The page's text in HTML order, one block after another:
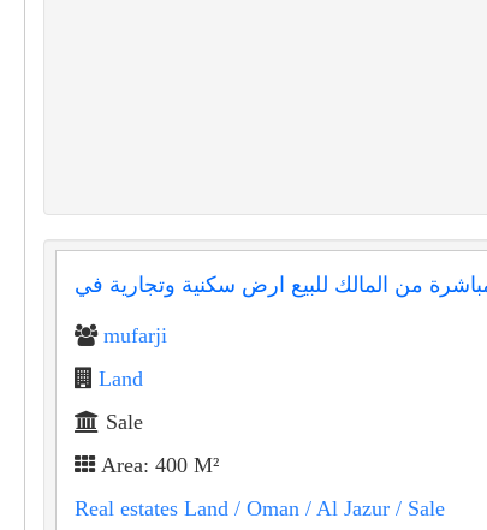
mufarji
Land
Sale
Area: 400 M²
Real estates Land / Oman / Al Jazur / Sale